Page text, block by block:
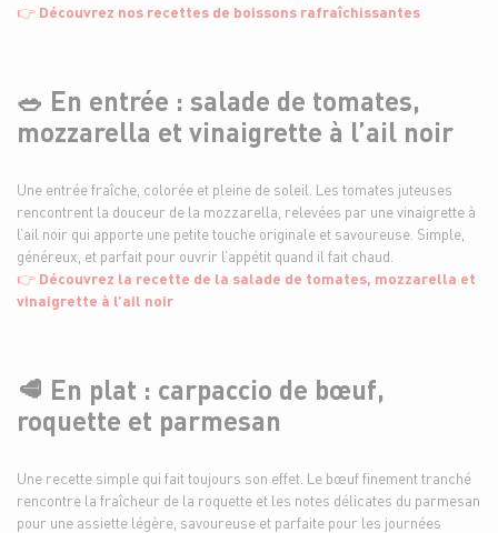
👉 Découvrez nos recettes de boissons rafraîchissantes
🥗 En entrée : salade de tomates,
mozzarella et vinaigrette à l’ail noir
Une entrée fraîche, colorée et pleine de soleil. Les tomates juteuses
rencontrent la douceur de la mozzarella, relevées par une vinaigrette à
l’ail noir qui apporte une petite touche originale et savoureuse. Simple,
généreux, et parfait pour ouvrir l’appétit quand il fait chaud.
👉 Découvrez la recette de la salade de tomates, mozzarella et
vinaigrette à l’ail noir
🥩 En plat : carpaccio de bœuf,
roquette et parmesan
Une recette simple qui fait toujours son effet. Le bœuf finement tranché
rencontre la fraîcheur de la roquette et les notes délicates du parmesan
pour une assiette légère, savoureuse et parfaite pour les journées